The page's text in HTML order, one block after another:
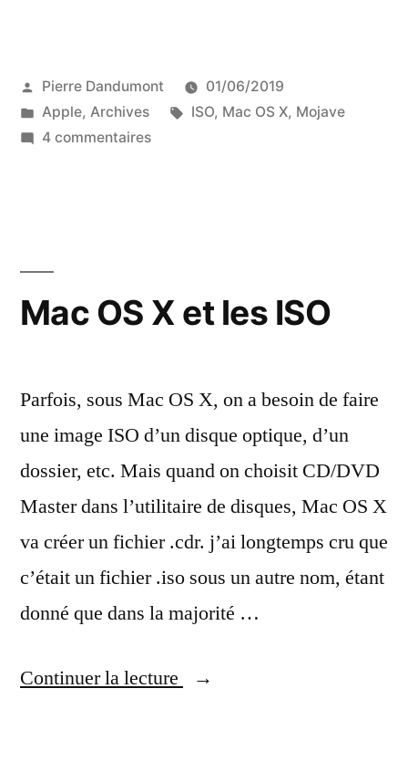
Publié
par
Pierre Dandumont
01/06/2019
Publié
dans
Apple, Archives Étiquettes :
ISO, Mac OS X, Mojave
4 commentairessur
Mojave
Mac OS X et les ISO
Parfois, sous Mac OS X, on a besoin de faire
une image ISO d’un disque optique, d’un
dossier, etc. Mais quand on choisit CD/DVD
Master dans l’utilitaire de disques, Mac OS X
va créer un fichier .cdr. j’ai longtemps cru que
c’était un fichier .iso sous un autre nom, étant
donné que dans la majorité …
Continuer la lecture
« Mac